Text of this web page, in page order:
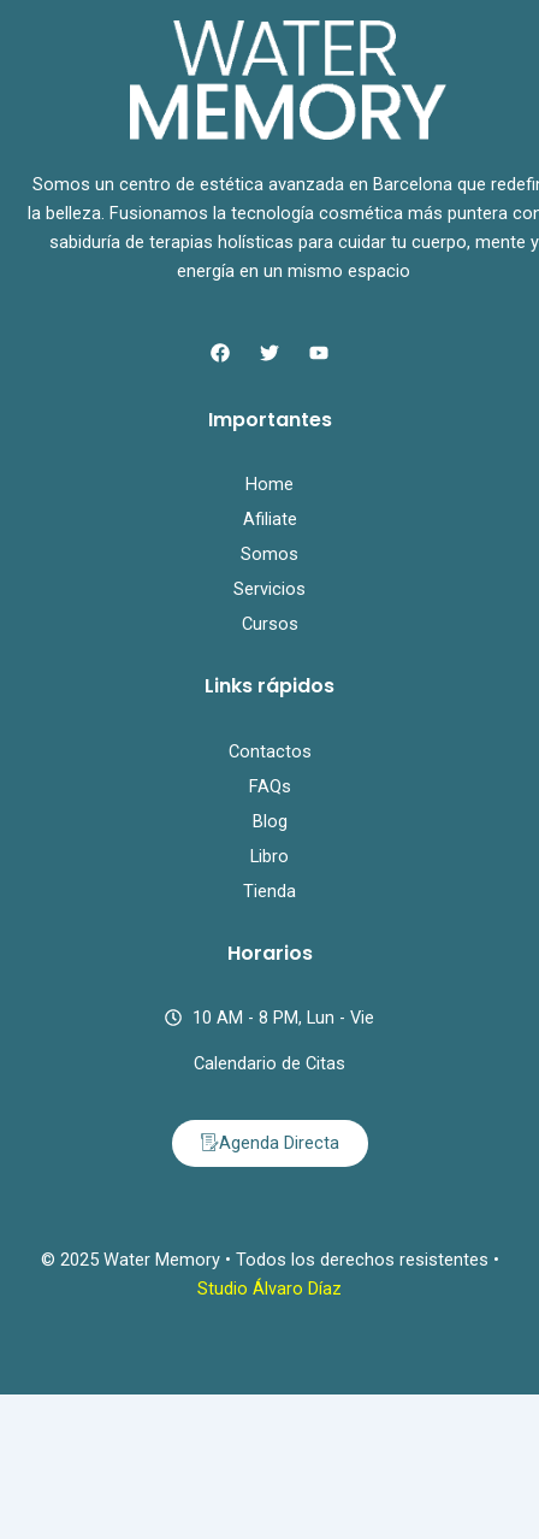
Somos un centro de estética avanzada en Barcelona que
la belleza. Fusionamos la tecnología cosmética más puntera
sabiduría de terapias holísticas para cuidar tu cuerpo, mente y
energía en un mismo espacio
F
a
b
T
w
t
Y
o
u
Importantes
Home
Afiliate
Somos
Servicios
Cursos
Links rápidos
Contactos
FAQs
Blog
Libro
Tienda
Horarios
10 AM - 8 PM, Lun - Vie
Calendario de Citas
Agenda Directa
© 2025 Water Memory • Todos los derechos resistentes •
Studio Álvaro Díaz